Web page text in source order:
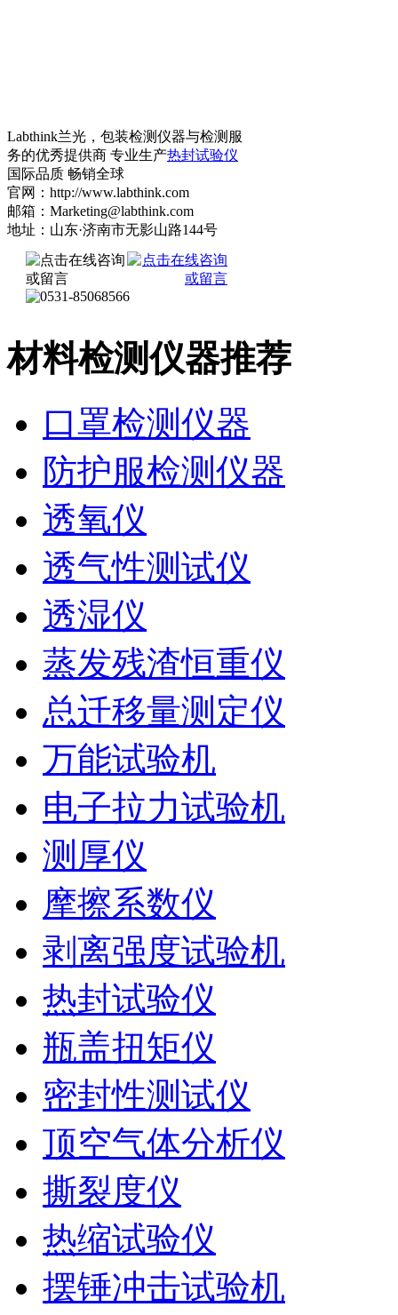
Labthink兰光，包装检测仪器与检测服
务的优秀提供商 专业生产热封试验仪
国际品质 畅销全球
官网：http://www.labthink.com
邮箱：Marketing@labthink.com
地址：山东·济南市无影山路144号
材料检测仪器推荐
口罩检测仪器
防护服检测仪器
透氧仪
透气性测试仪
透湿仪
蒸发残渣恒重仪
总迁移量测定仪
万能试验机
电子拉力试验机
测厚仪
摩擦系数仪
剥离强度试验机
热封试验仪
瓶盖扭矩仪
密封性测试仪
顶空气体分析仪
撕裂度仪
热缩试验仪
摆锤冲击试验机